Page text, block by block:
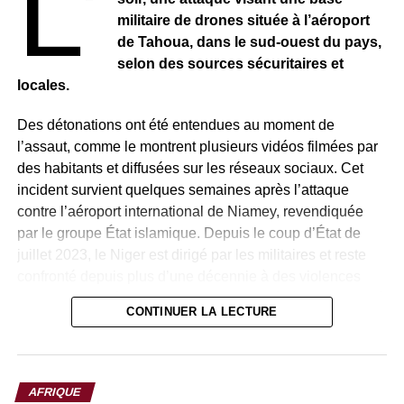
militaire de drones située à l’aéroport
de Tahoua, dans le sud-ouest du pays,
selon des sources sécuritaires et
locales.
Des détonations ont été entendues au moment de
l’assaut, comme le montrent plusieurs vidéos filmées par
des habitants et diffusées sur les réseaux sociaux. Cet
incident survient quelques semaines après l’attaque
contre l’aéroport international de Niamey, revendiquée
par le groupe État islamique. Depuis le coup d’État de
juillet 2023, le Niger est dirigé par les militaires et reste
terroristes menées par des groupes affiliés à Al-Qaïda et à
l’État islamique. Jusqu’à présent, aucun groupe armé n’a
Selon une source sécuritaire, plusieurs soldats ont été
CONTINUER LA LECTURE
AFRIQUE